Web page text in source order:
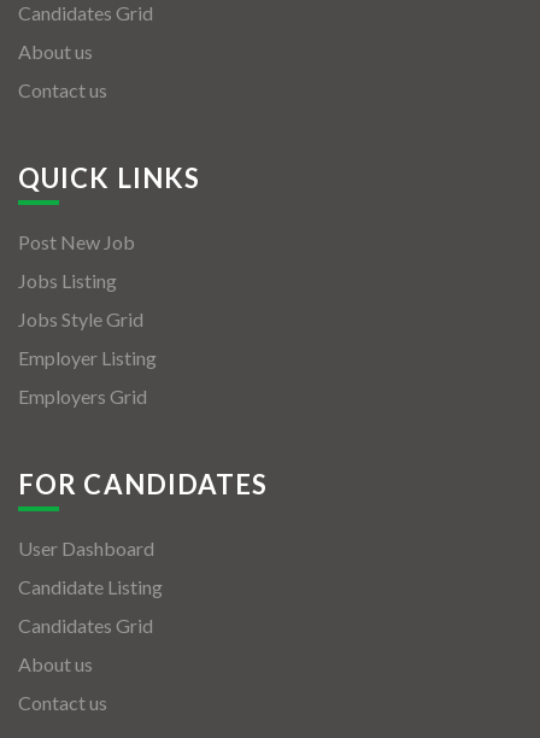
Candidates Grid
About us
Contact us
QUICK LINKS
Post New Job
Jobs Listing
Jobs Style Grid
Employer Listing
Employers Grid
FOR CANDIDATES
User Dashboard
Candidate Listing
Candidates Grid
About us
Contact us